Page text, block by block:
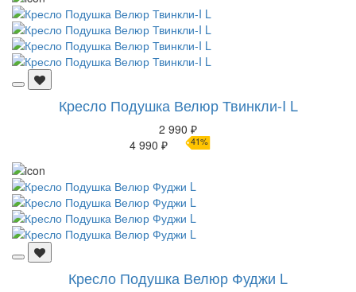
Кресло Подушка Велюр Твинкли-I L
2 990 ₽
4 990 ₽
41%
Кресло Подушка Велюр Фуджи L